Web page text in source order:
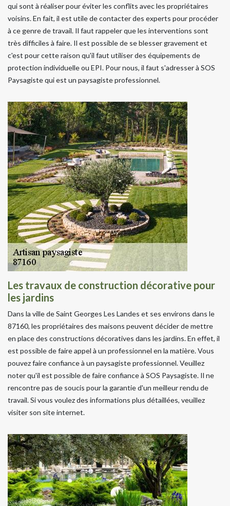
qui sont à réaliser pour éviter les conflits avec les propriétaires
voisins. En fait, il est utile de contacter des experts pour procéder
à ce genre de travail. Il faut rappeler que les interventions sont
très difficiles à faire. Il est possible de se blesser gravement et
c'est pour cette raison qu'il faut utiliser des équipements de
protection individuelle ou EPI. Pour nous, il faut s'adresser à SOS
Paysagiste qui est un paysagiste professionnel.
Les travaux de construction décorative pour
les jardins
Dans la ville de Saint Georges Les Landes et ses environs dans le
87160, les propriétaires des maisons peuvent décider de mettre
en place des constructions décoratives dans les jardins. En effet, il
est possible de faire appel à un professionnel en la matière. Vous
pouvez faire confiance à un paysagiste professionnel. Veuillez
noter qu'il est possible de faire confiance à SOS Paysagiste. Il ne
rencontre pas de soucis pour la garantie d'un meilleur rendu de
travail. Si vous voulez des informations plus détaillées, veuillez
visiter son site internet.